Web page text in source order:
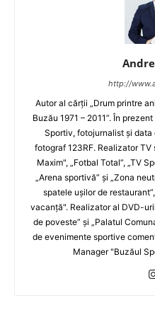
http://
Autor al cărţii „Drum printre
Buzău 1971 – 2011”. În
Sportiv, fotojurnalist şi
fotograf 123RF. Realizator
Maxim", „Fotbal Total”, „TV
„Arena sportivă” şi „Zona
spatele uşilor de
vacanţă". Realizator al DVD-
de poveste” şi „Palatul
de evenimente sportive
Manager "Buzăul